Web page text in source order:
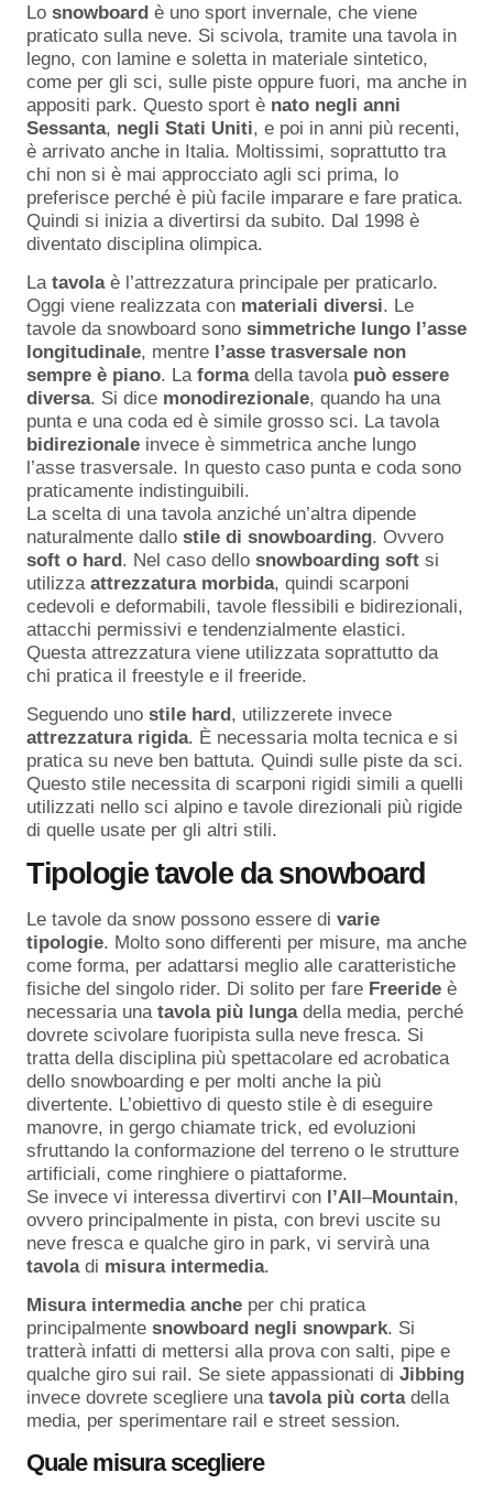
Lo snowboard è uno sport invernale, che viene
praticato sulla neve. Si scivola, tramite una tavola in
legno, con lamine e soletta in materiale sintetico,
come per gli sci, sulle piste oppure fuori, ma anche in
appositi park. Questo sport è nato negli anni
Sessanta, negli Stati Uniti, e poi in anni più recenti,
è arrivato anche in Italia. Moltissimi, soprattutto tra
chi non si è mai approcciato agli sci prima, lo
preferisce perché è più facile imparare e fare pratica.
Quindi si inizia a divertirsi da subito. Dal 1998 è
diventato disciplina olimpica.
La tavolaè l’attrezzatura principale per praticarlo.
Oggi viene realizzata con materiali diversi. Le
tavole da snowboard sono simmetriche lungo l’asse
longitudinale, mentre l’asse trasversale non
sempre è piano. La formadella tavola può essere
diversa. Si dice monodirezionale, quando ha una
punta e una coda ed è simile grosso sci. La tavola
bidirezionale invece è simmetrica anche lungo
l’asse trasversale. In questo caso punta e coda sono
praticamente indistinguibili.
La scelta di una tavola anziché un’altra dipende
naturalmente dallo stile di snowboarding. Ovvero
soft o hard. Nel caso dello snowboarding soft si
utilizza attrezzatura morbida, quindi scarponi
cedevoli e deformabili, tavole flessibili e bidirezionali,
attacchi permissivi e tendenzialmente elastici.
Questa attrezzatura viene utilizzata soprattutto da
chi pratica il freestyle e il freeride.
Seguendo uno stile hard , utilizzerete invece
attrezzatura rigida. È necessaria molta tecnica e si
pratica su neve ben battuta. Quindi sulle piste da sci.
Questo stile necessita di scarponi rigidi simili a quelli
utilizzati nello sci alpino e tavole direzionali più rigide
di quelle usate per gli altri stili.
Tipologie tavole da snowboard
Le tavole da snow possono essere di varie
tipologie. Molto sono differenti per misure, ma anche
come forma, per adattarsi meglio alle caratteristiche
fisiche del singolo rider. Di solito per fare Freeride è
necessaria una tavola più lungadella media, perché
dovrete scivolare fuoripista sulla neve fresca. Si
tratta della disciplina più spettacolare ed acrobatica
dello snowboarding e per molti anche la più
divertente. L’obiettivo di questo stile è di eseguire
manovre, in gergo chiamate trick, ed evoluzioni
sfruttando la conformazione del terreno o le strutture
artificiali, come ringhiere o piattaforme.
Se invece vi interessa divertirvi con l’All–Mountain,
ovvero principalmente in pista, con brevi uscite su
neve fresca e qualche giro in park, vi servirà una
tavoladi misura intermedia.
Misura intermedia anche per chi pratica
principalmente snowboard negli snowpark. Si
tratterà infatti di mettersi alla prova con salti, pipe e
qualche giro sui rail. Se siete appassionati di Jibbing
invece dovrete scegliere una tavola più cortadella
media, per sperimentare rail e street session.
Quale misura scegliere